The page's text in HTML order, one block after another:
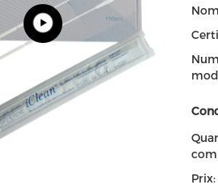
Prix: